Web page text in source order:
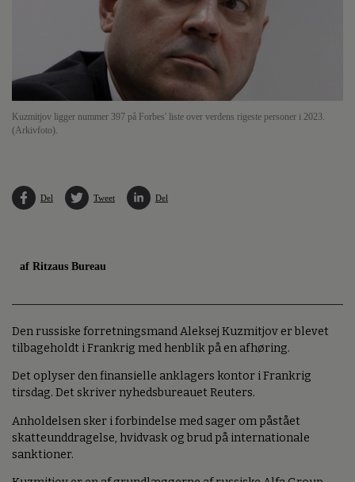
Kuzmitjov ligger nummer 397 på Forbes' liste over verdens rigeste personer i 2023.
(Arkivfoto).
Del Tweet Del
af Ritzaus Bureau
Den russiske forretningsmand Aleksej Kuzmitjov er blevet
tilbageholdt i Frankrig med henblik på en afhøring.
Det oplyser den finansielle anklagers kontor i Frankrig
tirsdag. Det skriver nyhedsbureauet Reuters.
Anholdelsen sker i forbindelse med sager om påstået
skatteunddragelse, hvidvask og brud på internationale
sanktioner.